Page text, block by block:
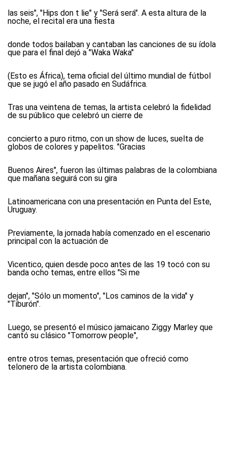
las seis", "Hips don t lie" y "Será será". A esta altura de la
noche, el recital era una fiesta
donde todos bailaban y cantaban las canciones de su ídola
que para el final dejó a "Waka Waka"
(Esto es África), tema oficial del último mundial de fútbol
que se jugó el año pasado en Sudáfrica.
Tras una veintena de temas, la artista celebró la fidelidad
de su público que celebró un cierre de
concierto a puro ritmo, con un show de luces, suelta de
globos de colores y papelitos. "Gracias
Buenos Aires", fueron las últimas palabras de la colombiana
que mañana seguirá con su gira
Latinoamericana con una presentación en Punta del Este,
Uruguay.
Previamente, la jornada había comenzado en el escenario
principal con la actuación de
Vicentico, quien desde poco antes de las 19 tocó con su
banda ocho temas, entre ellos "Si me
dejan", "Sólo un momento", "Los caminos de la vida" y
"Tiburón".
Luego, se presentó el músico jamaicano Ziggy Marley que
cantó su clásico "Tomorrow people",
entre otros temas, presentación que ofreció como
telonero de la artista colombiana.